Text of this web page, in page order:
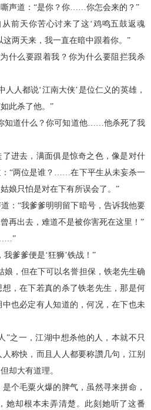
声道：“是你？你……你怎会来的？”
天你苦心讨来了这‘鸡鸣五鼓返魂
两天来，我一直在暗中跟着你。”
么要跟着我？你为什么要阻拦我杀
人都说‘江南大侠’是位仁义的英雄，
此杀了他。”
道什么？你可知道他……他杀死了我
进去，满面俱是惊奇之色，像是对什
“两位是谁？……在下平生从未妄杀一
娘只怕是对在下有所误会了。”
“我爹爹明明留下暗号，告诉我他要
再出去，难道不是被你害死在这里！”
爹爹便是‘狂狮’铁战！”
，但在下可以名誉担保，铁老先生确
，在下若真的杀了铁老先生，那是何
也必定有人知道的，何况，在下也未
之一，江湖中想杀他的人，本就不只
称快，而且人人都要称讚几句，江别
却大有道理。
毛粟火爆的脾气，虽然寻来拼命，
她却根本未弄清楚。此刻她听了这番